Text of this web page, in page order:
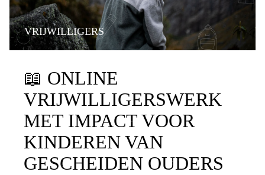
VRIJWILLIGERS
📖 ONLINE
VRIJWILLIGERSWERK
MET IMPACT VOOR
KINDEREN VAN
GESCHEIDEN OUDERS